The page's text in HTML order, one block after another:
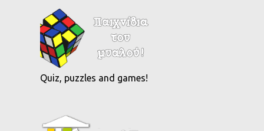
Quiz, puzzles and games!